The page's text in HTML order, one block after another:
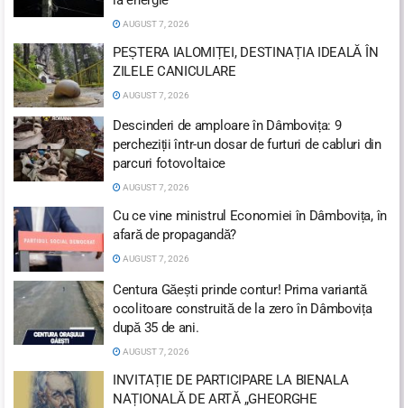
AUGUST 7, 2026
PEȘTERA IALOMIȚEI, DESTINAȚIA IDEALĂ ÎN
ZILELE CANICULARE
AUGUST 7, 2026
Descinderi de amploare în Dâmbovița: 9
percheziții într-un dosar de furturi de cabluri din
parcuri fotovoltaice
AUGUST 7, 2026
Cu ce vine ministrul Economiei în Dâmbovița, în
afară de propagandă?
AUGUST 7, 2026
Centura Găești prinde contur! Prima variantă
ocolitoare construită de la zero în Dâmbovița
după 35 de ani.
AUGUST 7, 2026
INVITAȚIE DE PARTICIPARE LA BIENALA
NAȚIONALĂ DE ARTĂ „GHEORGHE